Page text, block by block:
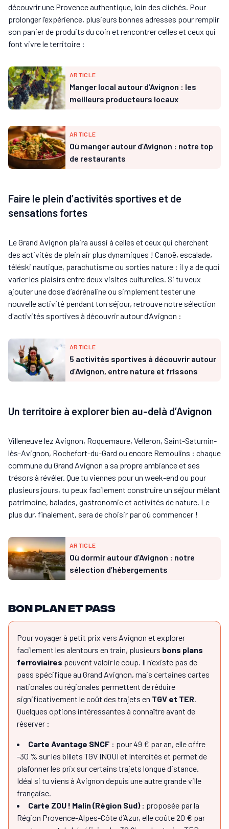
découvrir une Provence authentique, loin des clichés. Pour
prolonger l’expérience, plusieurs bonnes adresses pour remplir
son panier de produits du coin et rencontrer celles et ceux qui
font vivre le territoire :
ARTICLE
Manger local autour d’Avignon : les
meilleurs producteurs locaux
ARTICLE
Où manger autour d’Avignon : notre top
de restaurants
Faire le plein d’activités sportives et de
sensations fortes
Le Grand Avignon plaira aussi à celles et ceux qui cherchent
des activités de plein air plus dynamiques ! Canoë, escalade,
téléski nautique, parachutisme ou sorties nature : il y a de quoi
varier les plaisirs entre deux visites culturelles. Si tu veux
ajouter une dose d’adrénaline ou simplement tester une
nouvelle activité pendant ton séjour, retrouve notre sélection
d'activités sportives à découvrir autour d’Avignon :
ARTICLE
5 activités sportives à découvrir autour
d’Avignon, entre nature et frissons
Un territoire à explorer bien au-delà d’Avignon
Villeneuve lez Avignon, Roquemaure, Velleron, Saint-Saturnin-
lès-Avignon, Rochefort-du-Gard ou encore Remoulins : chaque
commune du Grand Avignon a sa propre ambiance et ses
trésors à révéler. Que tu viennes pour un week-end ou pour
plusieurs jours, tu peux facilement construire un séjour mêlant
patrimoine, balades, gastronomie et activités de nature. Le
plus dur, finalement, sera de choisir par où commencer !
ARTICLE
Où dormir autour d’Avignon : notre
sélection d’hébergements
Bon plan et pass
Pour voyager à petit prix vers Avignon et explorer
facilement les alentours en train, plusieurs bons plans
ferroviaires peuvent valoir le coup. Il n’existe pas de
pass spécifique au Grand Avignon, mais certaines cartes
nationales ou régionales permettent de réduire
significativement le coût des trajets en TGV et TER
Quelques options intéressantes à connaître avant de
réserver :
Carte Avantage SNCF : pour 49 € par an, elle offre
-30 % sur les billets TGV INOUI et Intercités et permet de
plafonner les prix sur certains trajets longue distance.
Idéal si tu viens à Avignon depuis une autre grande ville
française.
Carte ZOU ! Malin (Région Sud): proposée par la
Région Provence-Alpes-Côte d’Azur, elle coûte 20 € par